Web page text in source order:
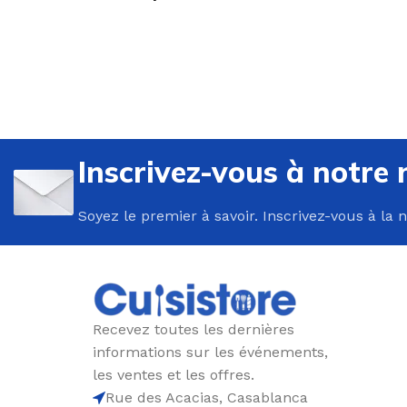
Inscrivez-vous à notre
Soyez le premier à savoir. Inscrivez-vous à la
Recevez toutes les dernières
informations sur les événements,
les ventes et les offres.
Rue des Acacias, Casablanca